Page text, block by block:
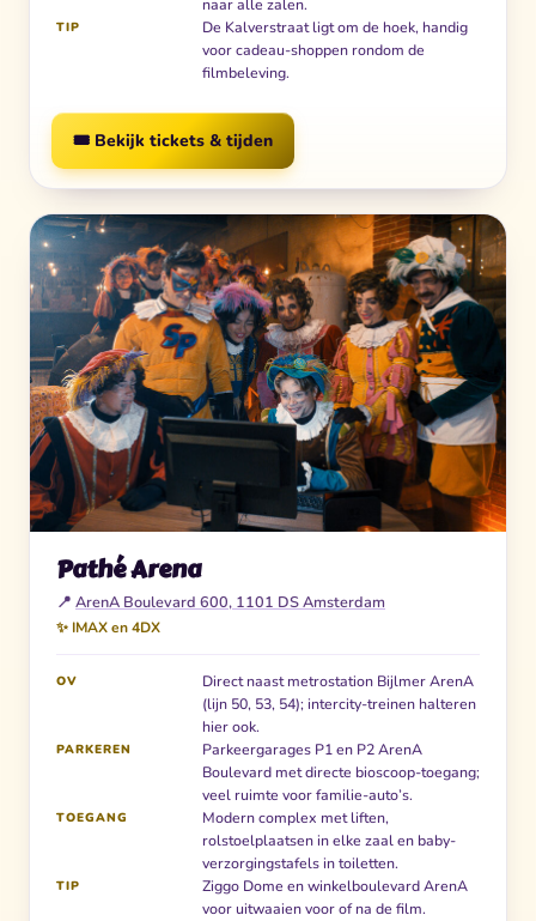
naar alle zalen.
TIP
De Kalverstraat ligt om de hoek, handig
voor cadeau-shoppen rondom de
filmbeleving.
🎟️ Bekijk tickets & tijden
Pathé Arena
📍 ArenA Boulevard 600, 1101 DS Amsterdam
✨ IMAX en 4DX
OV
Direct naast metrostation Bijlmer ArenA
(lijn 50, 53, 54); intercity-treinen halteren
hier ook.
PARKEREN
Parkeergarages P1 en P2 ArenA
Boulevard met directe bioscoop-toegang;
veel ruimte voor familie-auto’s.
TOEGANG
Modern complex met liften,
rolstoelplaatsen in elke zaal en baby-
verzorgingstafels in toiletten.
TIP
Ziggo Dome en winkelboulevard ArenA
voor uitwaaien voor of na de film.